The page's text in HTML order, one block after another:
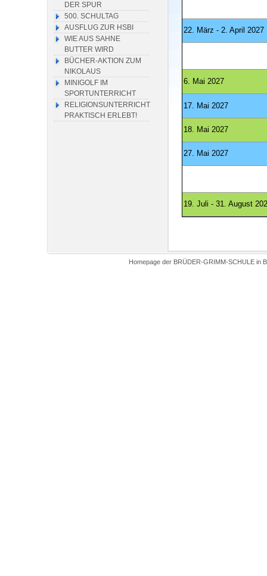
DER SPUR
500. SCHULTAG
AUSFLUG ZUR HSBI
WIE AUS SAHNE
BUTTER WIRD
BÜCHER-AKTION ZUM
NIKOLAUS
MINIGOLF IM
SPORTUNTERRICHT
RELIGIONSUNTERRICHT
PRAKTISCH ERLEBT!
22. März - 2. April 2027
6. Mai 2027
17. Mai 2027
18. Mai 2027
27. Mai 2027
19. Juli - 31. August
Homepage der BRÜDER-GRIMM-SCHULE in